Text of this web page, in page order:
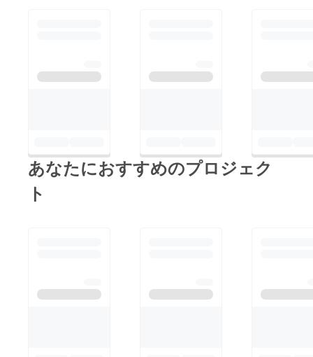
あなたにおすすめのプロジェク
ト